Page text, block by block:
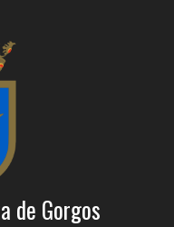
de Gorgos